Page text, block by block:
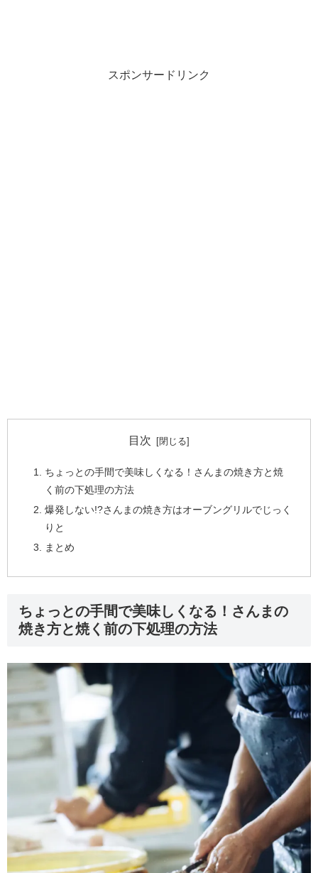
スポンサードリンク
目次
ちょっとの手間で美味しくなる！さんまの焼き方と焼
く前の下処理の方法
爆発しない!?さんまの焼き方はオーブングリルでじっく
りと
まとめ
ちょっとの手間で美味しくなる！さんまの
焼き方と焼く前の下処理の方法